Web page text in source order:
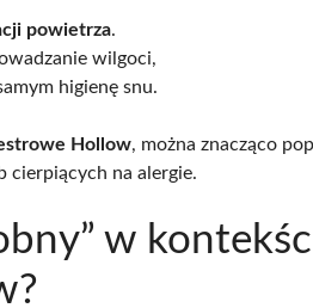
powietrza.
wilgoci,
higienę snu.
Hollow, można znacząco
cierpiących na alergie.
w